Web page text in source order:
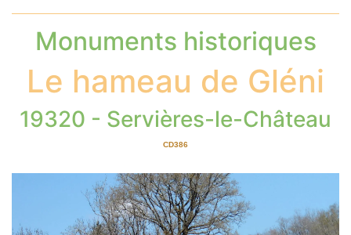
Monuments historiques
Le hameau de Gléni
19320 - Servières-le-Château
CD386